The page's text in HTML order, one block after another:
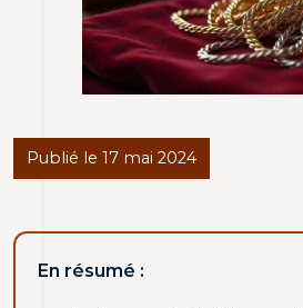
Publié le 17 mai 2024
En résumé :